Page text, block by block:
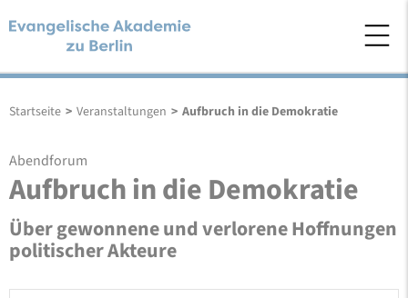
Startseite > Veranstaltungen > Aufbruch in die Demokratie
Abendforum
Aufbruch in die Demokratie
Über gewonnene und verlorene Hoffnungen
politischer Akteure